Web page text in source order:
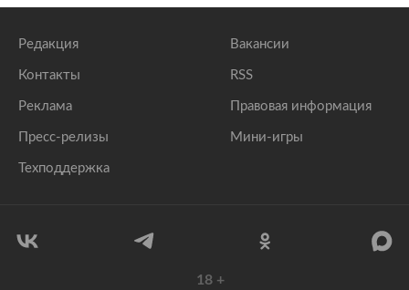
Редакция
Контакты
Реклама
Пресс-релизы
Техподдержка
Вакансии
RSS
Правовая информация
Мини-игры
18 +